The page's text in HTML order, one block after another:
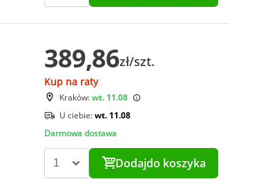
389,86zł/szt.
Kup na raty
Kraków:wt. 11.08
U ciebie:wt. 11.08
Darmowa dostawa
Dodajdo koszyka